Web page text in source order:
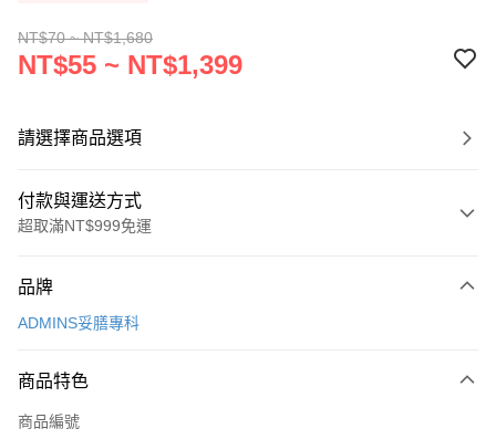
NT$70 ~ NT$1,680
NT$55 ~ NT$1,399
請選擇商品選項
付款與運送方式
超取滿NT$999免運
信用卡一次付款
3 期 0 利率 每期
合作金庫商業銀行
超商取貨付款
品牌
ADMINS妥膳專科
商品特色
商品編號